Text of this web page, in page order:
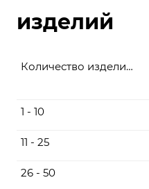
изделий
Количество изделий, шт
1 - 10
11 - 25
26 - 50